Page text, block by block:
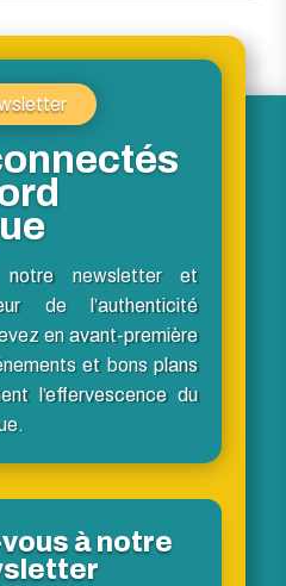
notre newsletter et
de l’authenticité
en avant-première
et bons plans
l’effervescence du
à notre